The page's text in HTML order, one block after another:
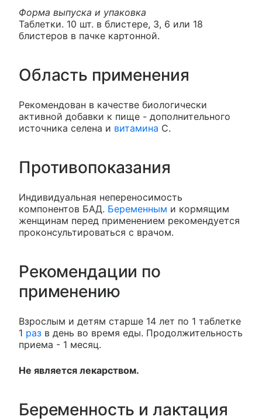
Форма выпуска и упаковка
Таблетки. 10 шт. в блистере, 3, 6 или 18
блистеров в пачке картонной.
Область применения
Рекомендован в качестве биологически
активной добавки к пище - дополнительного
источника селена и витамина С.
Противопоказания
Индивидуальная непереносимость
компонентов БАД. Беременным и кормящим
женщинам перед применением рекомендуется
проконсультироваться с врачом.
Рекомендации по
применению
Взрослым и детям старше 14 лет по 1 таблетке
1 раз в день во время еды. Продолжительность
приема - 1 месяц.
Не является лекарством.
Беременность и лактация